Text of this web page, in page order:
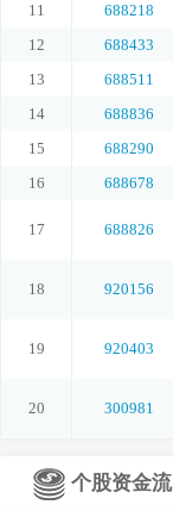
11 688218
12
688433
13
688511
14
688836
15
688290
16
688678
17 688826
18 920156
19 920403
20 300981
个股资金流